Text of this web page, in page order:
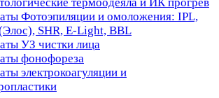
Фотоэпиляции и омоложения: IPL,
SHR, E-Light, BBL
УЗ чистки лица
фонофореза
электрокоагуляции и